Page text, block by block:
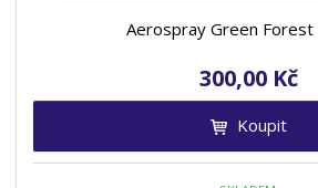
Aerospray Green Forest
300,00 Kč
Koupit